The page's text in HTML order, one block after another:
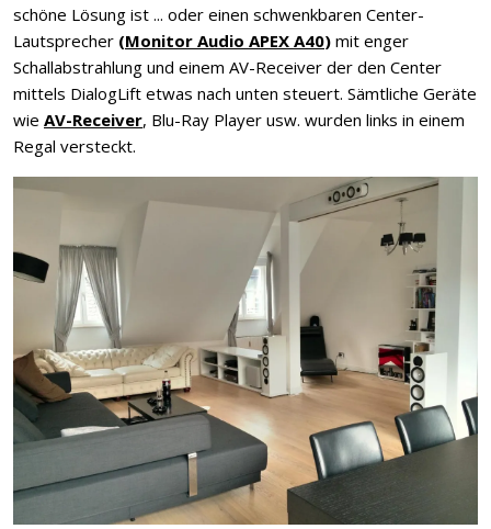
schöne Lösung ist ... oder einen schwenkbaren Center-
Lautsprecher (Monitor Audio APEX A40) mit enger
Schallabstrahlung und einem AV-Receiver der den Center
mittels DialogLift etwas nach unten steuert. Sämtliche Geräte
wie AV-Receiver, Blu-Ray Player usw. wurden links in einem
Regal versteckt.